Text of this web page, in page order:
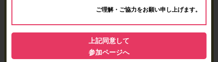
ご理解・ご協力をお願い申し上げます。
上記同意して
参加ページへ